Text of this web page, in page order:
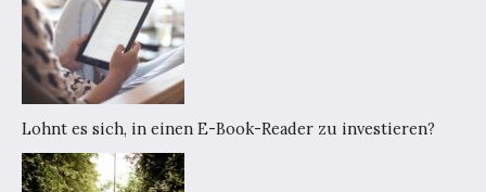
Lohnt es sich, in einen E-Book-Reader zu investieren?